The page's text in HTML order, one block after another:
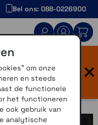
Bel ons: 088-0226900
website heeft
vertrouwde
modern jasje.
is.
×
om onze
en steeds
de functionele
het functioneren
ook gebruik van
analytische